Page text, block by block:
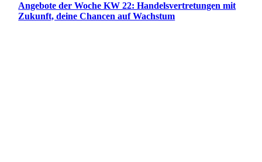
Angebote der Woche KW 22: Handelsvertretungen mit
Zukunft, deine Chancen auf Wachstum